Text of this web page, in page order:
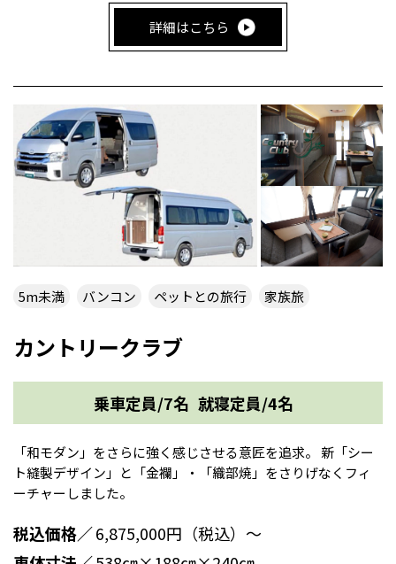
詳細はこちら
5m未満 バンコン ペットとの旅行 家族旅
カントリークラブ
乗車定員/7名 就寝定員/4名
「和モダン」をさらに強く感じさせる意匠を追求。 新「シー
ト縫製デザイン」と「金襴」・「織部焼」をさりげなくフィ
ーチャーしました。
税込価格／6,875,000円（税込）～